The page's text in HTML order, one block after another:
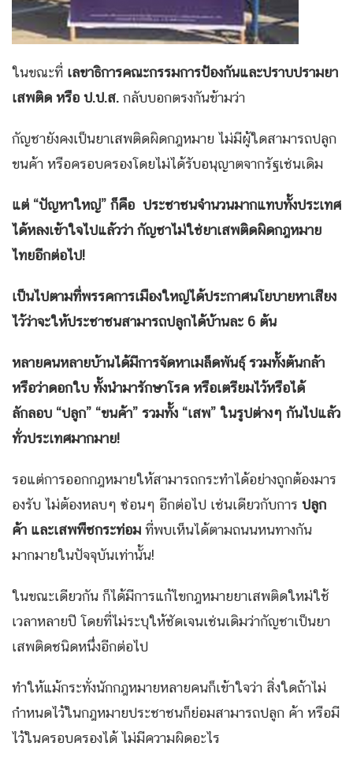
ในขณะที่ เลขาธิการคณะกรรมการป้องกันและปราบปรามยา
เสพติด หรือ ป.ป.ส. กลับบอกตรงกันข้ามว่า
กัญชายังคงเป็นยาเสพติดผิดกฎหมาย ไม่มีผู้ใดสามารถปลูก
ขนค้า หรือครอบครองโดยไม่ได้รับอนุญาตจากรัฐเช่นเดิม
แต่ “ปัญหาใหญ่” ก็คือ ประชาชนจำนวนมากแทบทั้งประเทศ
ได้หลงเข้าใจไปแล้วว่า กัญชาไม่ใช่ยาเสพติดผิดกฎหมาย
ไทยอีกต่อไป!
เป็นไปตามที่พรรคการเมืองใหญ่ได้ประกาศนโยบายหาเสียง
ไว้ว่าจะให้ประชาชนสามารถปลูกได้บ้านละ 6 ต้น
หลายคนหลายบ้านได้มีการจัดหาเมล็ดพันธุ์ รวมทั้งต้นกล้า
หรือว่าดอกใบ ทั้งนำมารักษาโรค หรือเตรียมไว้หรือได้
ลักลอบ “ปลูก” “ขนค้า” รวมทั้ง “เสพ” ในรูปต่างๆ กันไปแล้ว
ทั่วประเทศมากมาย!
รอแต่การออกกฎหมายให้สามารถกระทำได้อย่างถูกต้องมาร
องรับ ไม่ต้องหลบๆ ซ่อนๆ อีกต่อไป เช่นเดียวกับการ ปลูก
ค้า และเสพพืชกระท่อม ที่พบเห็นได้ตามถนนหนทางกัน
มากมายในปัจจุบันเท่านั้น!
ในขณะเดียวกัน ก็ได้มีการแก้ไขกฎหมายยาเสพติดใหม่ใช้
เวลาหลายปี โดยที่ไม่ระบุให้ชัดเจนเช่นเดิมว่ากัญชาเป็นยา
เสพติดชนิดหนึ่งอีกต่อไป
ทำให้แม้กระทั่งนักกฎหมายหลายคนก็เข้าใจว่า สิ่งใดถ้าไม่
กำหนดไว้ในกฎหมายประชาชนก็ย่อมสามารถปลูก ค้า หรือมี
ไว้ในครอบครองได้ ไม่มีความผิดอะไร